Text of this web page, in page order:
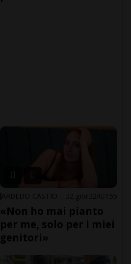
2 gior 24 155
«Non ho mai pianto
per me, solo per i miei
genitori»